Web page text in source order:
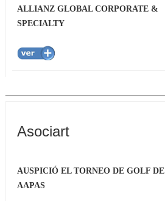
ALLIANZ GLOBAL CORPORATE &
SPECIALTY
Asociart
AUSPICIÓ EL TORNEO DE GOLF DE
AAPAS